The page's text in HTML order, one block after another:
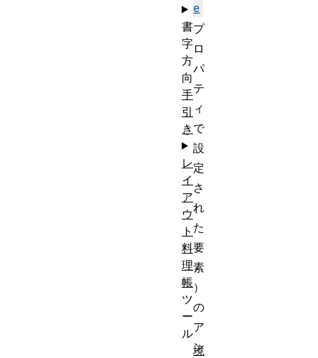
e
プ
ロ
パ
テ
ィ
で
設
定
さ
れ
た
要
素
）
の
ア
ン
書
字
方
向
手
引
き
レ
イ
ア
ウ
ト
料
理
帳
ツ
ー
ル
境